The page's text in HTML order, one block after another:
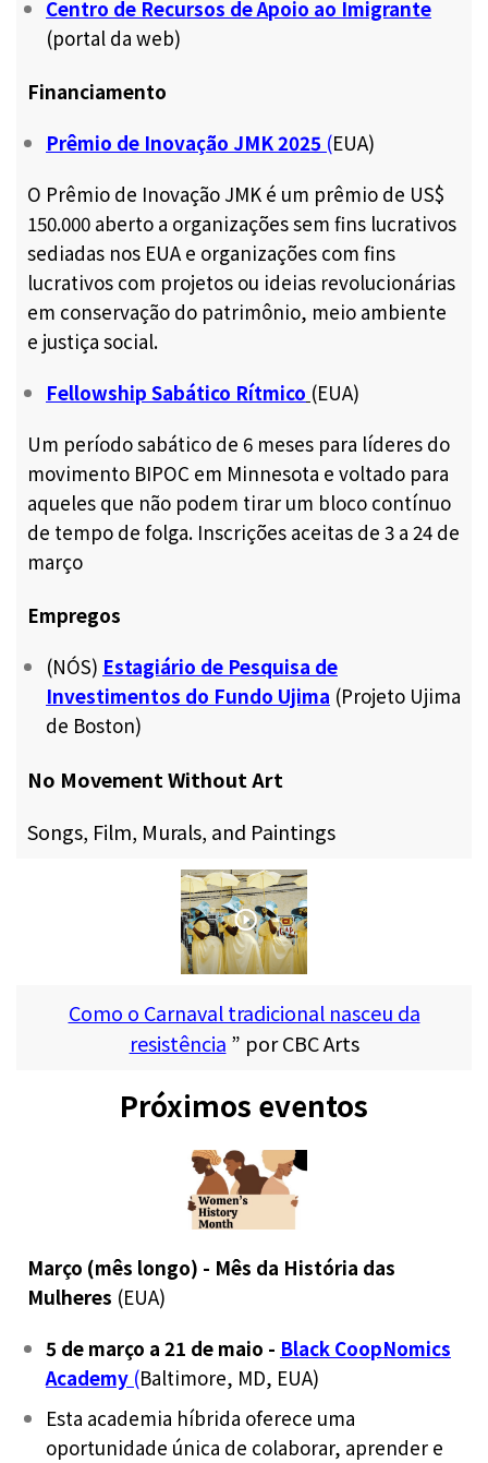
Centro de Recursos de Apoio ao Imigrante
(portal da web)
Financiamento
Prêmio de Inovação JMK 2025 (EUA)
O Prêmio de Inovação JMK é um prêmio de US$
150.000 aberto a organizações sem fins lucrativos
sediadas nos EUA e organizações com fins
lucrativos com projetos ou ideias revolucionárias
em conservação do patrimônio, meio ambiente
e justiça social.
Fellowship Sabático Rítmico (EUA)
Um período sabático de 6 meses para líderes do
movimento BIPOC em Minnesota e voltado para
aqueles que não podem tirar um bloco contínuo
de tempo de folga. Inscrições aceitas de 3 a 24 de
março
Empregos
(NÓS) Estagiário de Pesquisa de
Investimentos do Fundo Ujima (Projeto Ujima
de Boston)
No Movement Without Art
Songs, Film, Murals, and Paintings
Como o Carnaval tradicional nasceu da
resistência ” por CBC Arts
Próximos eventos
Março (mês longo) - Mês da História das
Mulheres (EUA)
5 de março a 21 de maio - Black CoopNomics
Academy (Baltimore, MD, EUA)
Esta academia híbrida oferece uma
oportunidade única de colaborar, aprender e